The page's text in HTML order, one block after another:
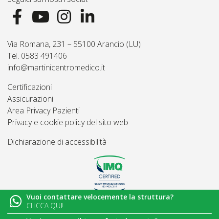
Via Romana, 231 – 55100 Arancio (LU)
Tel. 0583 491406
info@martinicentromedico.it
Certificazioni
Assicurazioni
Area Privacy Pazienti
Privacy e cookie policy del sito web
Dichiarazione di accessibilità
© 2026Martini Centro Medico - Lucca
Vuoi contattare velocemente la struttura?
CLICCA QUI!